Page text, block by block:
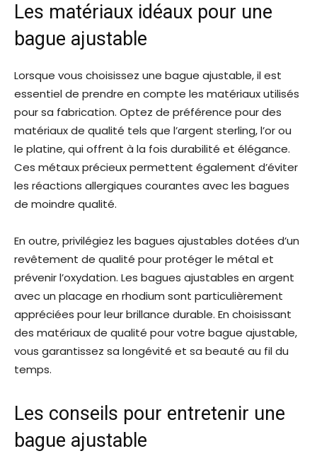
Les matériaux idéaux pour une
bague ajustable
Lorsque vous choisissez une bague ajustable, il est
essentiel de prendre en compte les matériaux utilisés
pour sa fabrication. Optez de préférence pour des
matériaux de qualité tels que l’argent sterling, l’or ou
le platine, qui offrent à la fois durabilité et élégance.
Ces métaux précieux permettent également d’éviter
les réactions allergiques courantes avec les bagues
de moindre qualité.
En outre, privilégiez les bagues ajustables dotées d’un
revêtement de qualité pour protéger le métal et
prévenir l’oxydation. Les bagues ajustables en argent
avec un placage en rhodium sont particulièrement
appréciées pour leur brillance durable. En choisissant
des matériaux de qualité pour votre bague ajustable,
vous garantissez sa longévité et sa beauté au fil du
temps.
Les conseils pour entretenir une
bague ajustable